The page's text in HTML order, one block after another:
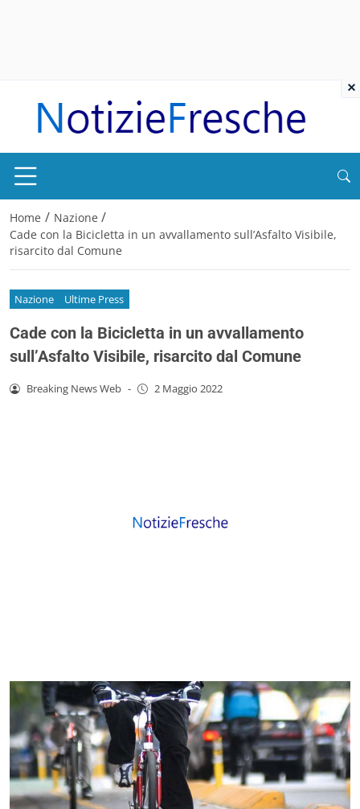
Home / Nazione /
Cade con la Bicicletta in un avvallamento sull’Asfalto Visibile,
risarcito dal Comune
Nazione Ultime Press
Cade con la Bicicletta in un avvallamento
sull’Asfalto Visibile, risarcito dal Comune
Breaking News Web - 2 Maggio 2022
×